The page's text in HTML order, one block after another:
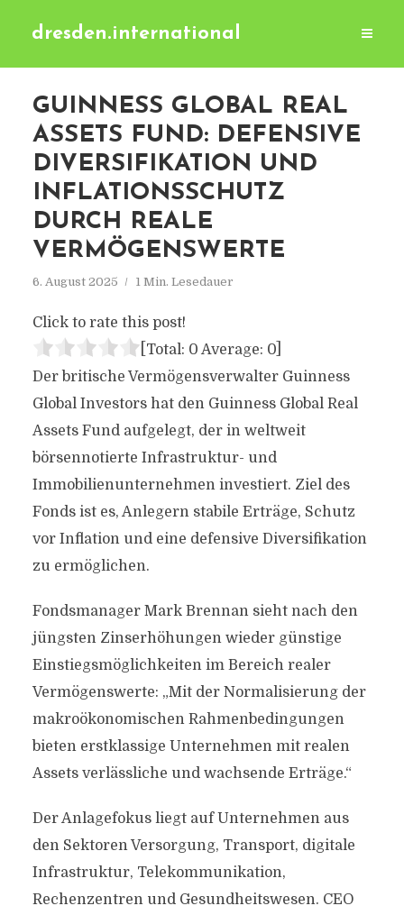
dresden.international
GUINNESS GLOBAL REAL
ASSETS FUND: DEFENSIVE
DIVERSIFIKATION UND
INFLATIONSSCHUTZ
DURCH REALE
VERMÖGENSWERTE
6. August 2025 1 Min. Lesedauer
Click to rate this post!
[Total: 0 Average: 0]
Der britische Vermögensverwalter Guinness
Global Investors hat den Guinness Global Real
Assets Fund aufgelegt, der in weltweit
börsennotierte Infrastruktur- und
Immobilienunternehmen investiert. Ziel des
Fonds ist es, Anlegern stabile Erträge, Schutz
vor Inflation und eine defensive Diversifikation
zu ermöglichen.
Fondsmanager Mark Brennan sieht nach den
jüngsten Zinserhöhungen wieder günstige
Einstiegsmöglichkeiten im Bereich realer
Vermögenswerte: „Mit der Normalisierung der
makroökonomischen Rahmenbedingungen
bieten erstklassige Unternehmen mit realen
Assets verlässliche und wachsende Erträge.“
Der Anlagefokus liegt auf Unternehmen aus
den Sektoren Versorgung, Transport, digitale
Infrastruktur, Telekommunikation,
Rechenzentren und Gesundheitswesen. CEO